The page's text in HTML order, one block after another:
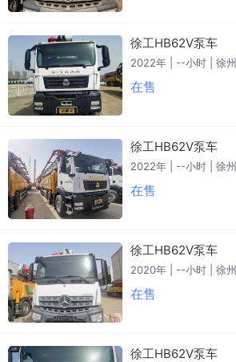
徐工HB62V泵车
2022年 | --小时 | 徐州
在售
徐工HB62V泵车
2022年 | --小时 | 徐州
在售
徐工HB62V泵车
2020年 | --小时 | 徐州
在售
徐工HB62V泵车